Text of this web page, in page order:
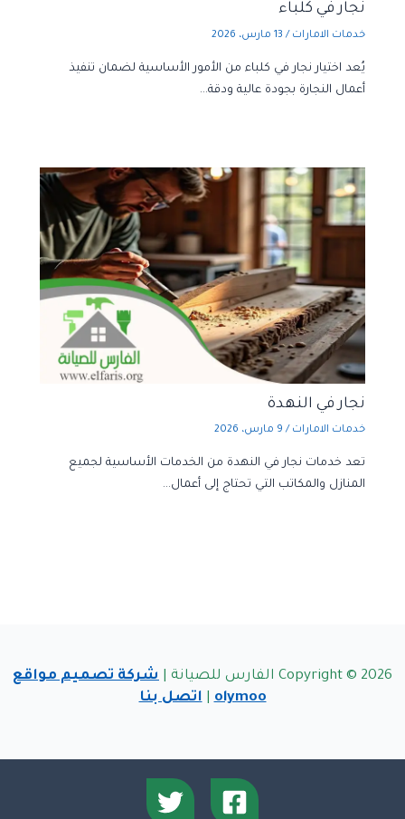
نجار في كلباء
خدمات الامارات / 13 مارس، 2026
يُعد اختيار نجار في كلباء من الأمور الأساسية لضمان تنفيذ
أعمال النجارة بجودة عالية ودقة…
نجار في النهدة
خدمات الامارات / 9 مارس، 2026
تعد خدمات نجار في النهدة من الخدمات الأساسية لجميع
المنازل والمكاتب التي تحتاج إلى أعمال…
Copyright © 2026 الفارس للصيانة |
شركة تصميم مواقع
olymoo
|اتصل بنا